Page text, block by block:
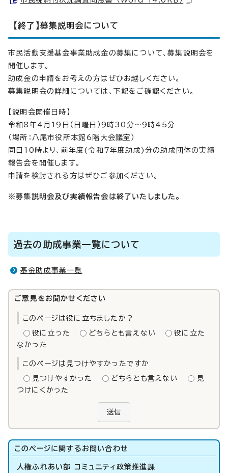
【終了】募集説明会について
市民活動支援基金事業助成金の募集について、募集説明会を
開催します。
助成金の申請をお考えの方はぜひお越しください。
募集説明会の詳細については、下記をご確認ください。
【説明会開催日時】
令和8年4月19日（日曜日）9時30分～9時45分
（場所：八尾市役所本館6階大会議室）
同日10時より、前年度(令和7年度助成)分の助成団体の実績
報告会を開催します。
申請を検討される方はぜひご参加ください。
※募集説明会及び実績報告会は終了いたしました。
過去の助成事業一覧について
基金助成事業一覧
ご意見をお聞かせください
このページは役に立ちましたか？
役に立った どちらとも言えない
役に立た
なかった
このページは見つけやすかったですか
見つけやすかった どちらとも言えない
見
つけにくかった
送信
このページに関する お問い合わせ
人権ふれあい部 コミュニティ政策推進課